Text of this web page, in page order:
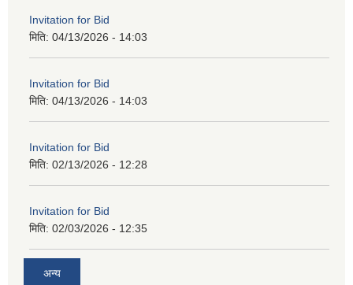
Invitation for Bid
मिति: 04/13/2026 - 14:03
Invitation for Bid
मिति: 04/13/2026 - 14:03
Invitation for Bid
मिति: 02/13/2026 - 12:28
Invitation for Bid
मिति: 02/03/2026 - 12:35
अन्य